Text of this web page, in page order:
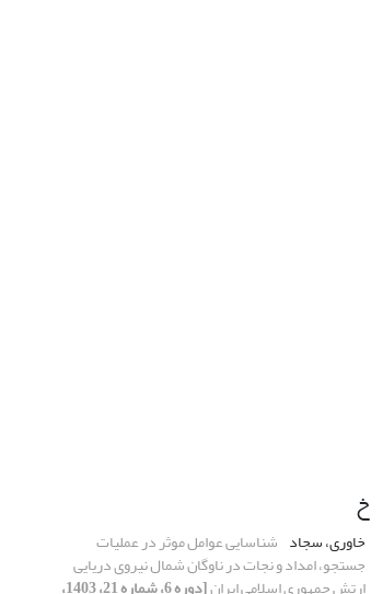
خ
خاوری، سجاد شناسایی عوامل موثر در عملیات
جستجو، امداد و نجات در ناوگان شمال نیروی دریایی
ارتش جمهوری اسلامی ایران [دوره 6، شماره 21، 1403،